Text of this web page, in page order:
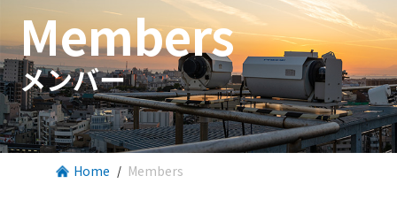
Members
メンバー
Home Members